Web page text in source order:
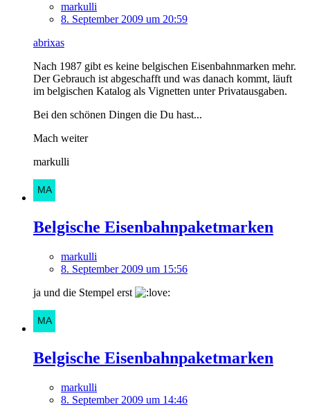
markulli
8. September 2009 um 20:59
abrixas
Nach 1987 gibt es keine belgischen Eisenbahnmarken mehr.
Der Gebrauch ist abgeschafft und was danach kommt, läuft
im belgischen Katalog als Vignetten unter Privatausgaben.
Bei den schönen Dingen die Du hast...
Mach weiter
markulli
Belgische Eisenbahnpaketmarken
markulli
8. September 2009 um 15:56
ja und die Stempel erst
Belgische Eisenbahnpaketmarken
markulli
8. September 2009 um 14:46